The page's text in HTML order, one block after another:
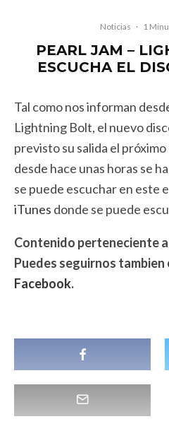
Noticias · 1
PEARL JAM –
ESCUCHA EL
Tal como nos informan
Lightning Bolt, el nuevo
previsto su salida el
desde hace unas horas se
se puede escuchar en este
iTunes donde se puede
Contenido perteneciente a
Puedes seguirnos tambien
Facebook.